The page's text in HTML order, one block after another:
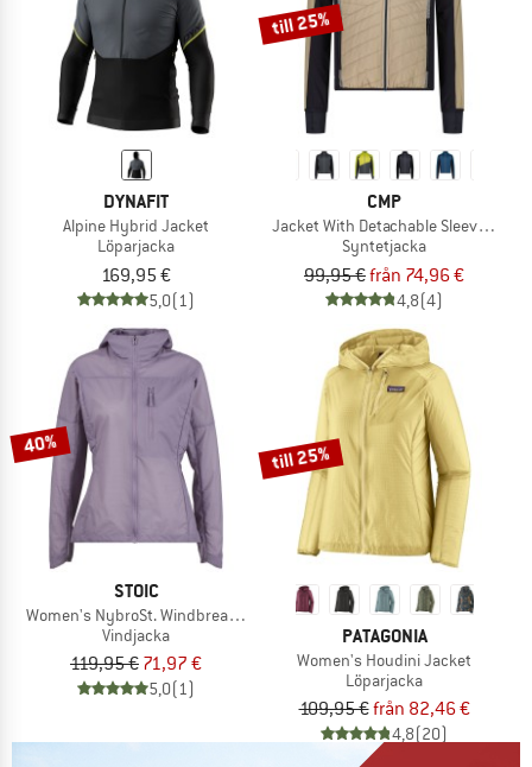
DYNAFIT
Alpine Hybrid Jacket
Löparjacka
169,95 €
5,0(1)
till 25%
CMP
Jacket With Detachable Sleeves
Syntetjacka
99,95 €från 74,96 €
4,8(4)
40%
STOIC
Women's NybroSt. Windbreaker with Hood
Vindjacka
119,95 € 71,97 €
5,0(1)
till 25%
PATAGONIA
Women's Houdini Jacket
Löparjacka
109,95 €från 82,46 €
4,8(20)